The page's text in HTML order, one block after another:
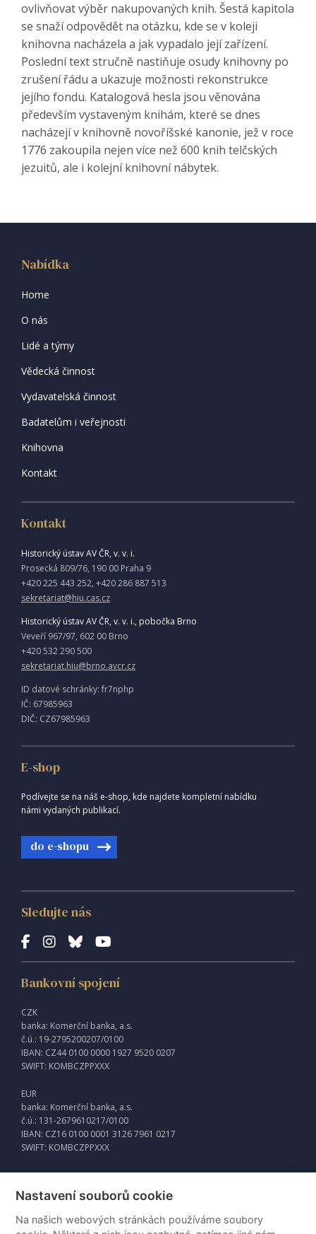
ovlivňovat výběr nakupovaných knih. Šestá kapitola
se snaží odpovědět na otázku, kde se v koleji
knihovna nacházela a jak vypadalo její zařízení.
Poslední text stručně nastiňuje osudy knihovny po
zrušení řádu a ukazuje možnosti rekonstrukce
jejího fondu. Katalogová hesla jsou věnována
především vystaveným knihám, které se dnes
nacházejí v knihovně novoříšské kanonie, jež v roce
1776 zakoupila nejen více než 600 knih telčských
jezuitů, ale i kolejní knihovní nábytek.
Nabídka
Home
O nás
Lidé a týmy
Vědecká činnost
Vydavatelská činnost
Badatelům i veřejnosti
Knihovna
Kontakt
Kontakt
Historický ústav AV ČR, v. v. i.
Prosecká 809/76, 190 00 Praha 9
+420 225 443 252, +420 286 887 513
sekretariat@hiu.cas.cz
Historický ústav AV ČR, v. v. i., pobočka Brno
Veveří 967/97, 602 00 Brno
+420 532 290 500
sekretariat.hiu@brno.avcr.cz
ID datové schránky: fr7nphp
IČ: 67985963
DIČ: CZ67985963
E-shop
Podívejte se na náš e-shop, kde najdete kompletní nabídku
námi vydaných publikací.
do e-shopu
Sledujte nás
Bankovní spojení
CZK
banka: Komerční banka, a.s.
č.ú.: 19-2795200207/0100
IBAN: CZ44 0100 0000 1927 9520 0207
SWIFT: KOMBCZPPXXX
EUR
banka: Komerční banka, a.s.
č.ú.: 131-2679610217/0100
IBAN: CZ16 0100 0001 3126 7961 0217
SWIFT: KOMBCZPPXXX
Externí odkazy
Intraweb
Nastavení souborů cookie
Na našich webových stránkách používáme soubory